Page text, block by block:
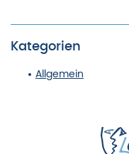
Kategorien
Allgemein